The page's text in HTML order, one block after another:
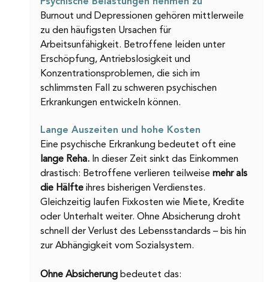
Burnout und Depressionen gehören mittlerweile
zu den häufigsten Ursachen für
Arbeitsunfähigkeit. Betroffene leiden unter
Erschöpfung, Antriebslosigkeit und
Konzentrationsproblemen, die sich im
schlimmsten Fall zu schweren psychischen
Erkrankungen entwickeln können.
Lange Auszeiten und hohe Kosten
Eine psychische Erkrankung bedeutet oft eine
lange Reha. In dieser Zeit sinkt das Einkommen
drastisch: Betroffene verlieren teilweise mehr als
die Hälfte ihres bisherigen Verdienstes.
Gleichzeitig laufen Fixkosten wie Miete, Kredite
oder Unterhalt weiter. Ohne Absicherung droht
schnell der Verlust des Lebensstandards – bis hin
zur Abhängigkeit vom Sozialsystem.
Ohne Absicherung bedeutet das: